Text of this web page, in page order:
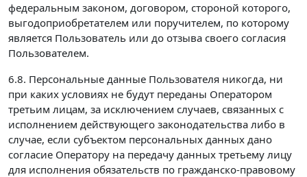
федеральным законом, договором, стороной которого,
выгодоприобретателем или поручителем, по которому
является Пользователь или до отзыва своего согласия
Пользователем.
6.8. Персональные данные Пользователя никогда, ни
при каких условиях не будут переданы Оператором
третьим лицам, за исключением случаев, связанных с
исполнением действующего законодательства либо в
случае, если субъектом персональных данных дано
согласие Оператору на передачу данных третьему лицу
для исполнения обязательств по гражданско-правовому